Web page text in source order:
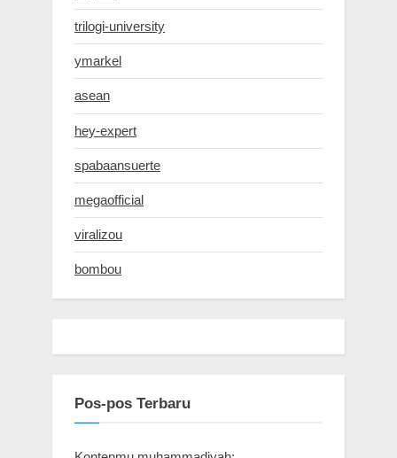
trilogi-university
ymarkel
asean
hey-expert
spabaansuerte
megaofficial
viralizou
bombou
Pos-pos Terbaru